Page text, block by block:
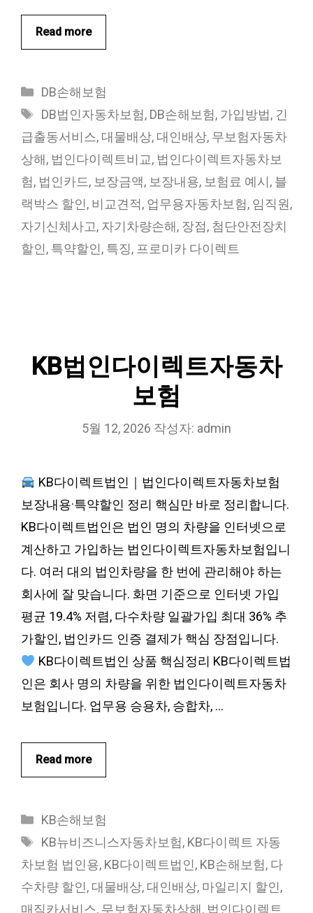
Read more
카
테
리
DB손해보험
태
그
DB법인자동차보험, DB손해보험, 가입방법, 긴
급출동서비스, 대물배상, 대인배상, 무보험자동차
상해, 법인다이렉트비교, 법인다이렉트자동차보
험, 법인카드, 보장금액, 보장내용, 보험료 예시, 블
랙박스 할인, 비교견적, 업무용자동차보험, 임직원,
자기신체사고, 자기차량손해, 장점, 첨단안전장치
할인, 특약할인, 특징, 프로미카 다이렉트
KB법인다이렉트자동차
보험
5월 12, 2026 작성자: admin
KB다이렉트법인｜법인다이렉트자동차보험
보장내용·특약할인 정리 핵심만 바로 정리합니다.
KB다이렉트법인은 법인 명의 차량을 인터넷으로
계산하고 가입하는 법인다이렉트자동차보험입니
다. 여러 대의 법인차량을 한 번에 관리해야 하는
회사에 잘 맞습니다. 화면 기준으로 인터넷 가입
평균 19.4% 저렴, 다수차량 일괄가입 최대 36% 추
가할인, 법인카드 인증 결제가 핵심 장점입니다.
KB다이렉트법인 상품 핵심정리 KB다이렉트법
인은 회사 명의 차량을 위한 법인다이렉트자동차
보험입니다. 업무용 승용차, 승합차, …
Read more
카
테
리
KB손해보험
태
그
KB뉴비즈니스자동차보험, KB다이렉트 자동
차보험 법인용, KB다이렉트법인, KB손해보험, 다
수차량 할인, 대물배상, 대인배상, 마일리지 할인,
매직카서비스, 무보험자동차상해, 법인다이렉트